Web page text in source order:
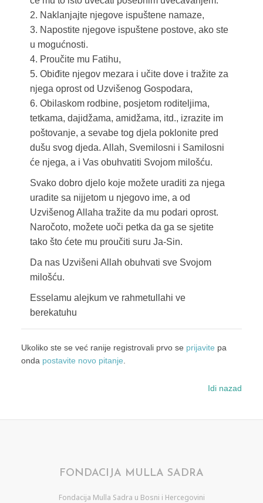
2. Naklanjajte njegove ispuštene namaze,
3. Napostite njegove ispuštene postove, ako ste
u mogućnosti.
4. Proučite mu Fatihu,
5. Obiđite njegov mezara i učite dove i tražite za
njega oprost od Uzvišenog Gospodara,
6. Obilaskom rodbine, posjetom roditeljima,
tetkama, dajidžama, amidžama, itd., izrazite im
poštovanje, a sevabe tog djela poklonite pred
dušu svog djeda. Allah, Svemilosni i Samilosni
će njega, a i Vas obuhvatiti Svojom milošću.
Svako dobro djelo koje možete uraditi za njega
uradite sa nijjetom u njegovo ime, a od
Uzvišenog Allaha tražite da mu podari oprost.
Naročoto, možete uoči petka da ga se sjetite
tako što ćete mu proučiti suru Ja-Sin.
Da nas Uzvišeni Allah obuhvati sve Svojom
milošću.
Esselamu alejkum ve rahmetullahi ve
berekatuhu
Ukoliko ste se već ranije registrovali prvo se prijavite pa
onda postavite novo pitanje.
Idi nazad
FONDACIJA MULLA SADRA
Fondacija Mulla Sadra u Bosni i Hercegovini